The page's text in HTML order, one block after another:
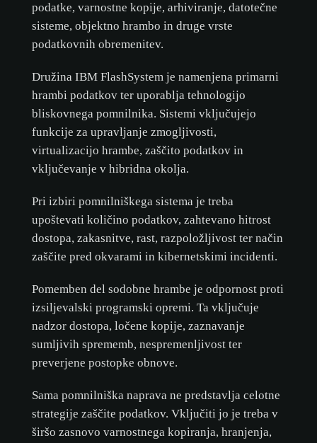
podatke, varnostne kopije, arhiviranje, datotečne
sisteme, objektno hrambo in druge vrste
podatkovnih obremenitev.
Družina IBM FlashSystem je namenjena primarni
hrambi podatkov ter uporablja tehnologijo
bliskovnega pomnilnika. Sistemi vključujejo
funkcije za upravljanje zmogljivosti,
virtualizacijo hrambe, zaščito podatkov in
vključevanje v hibridna okolja.
Pri izbiri pomnilniškega sistema je treba
upoštevati količino podatkov, zahtevano hitrost
dostopa, zakasnitve, rast, razpoložljivost ter način
zaščite pred okvarami in kibernetskimi incidenti.
Pomemben del sodobne hrambe je odpornost proti
izsiljevalski programski opremi. Ta vključuje
nadzor dostopa, ločene kopije, zaznavanje
sumljivih sprememb, nespremenljivost ter
preverjene postopke obnove.
Sama pomnilniška naprava ne predstavlja celotne
strategije zaščite podatkov. Vključiti jo je treba v
širšo zasnovo varnostnega kopiranja, hranjenja,